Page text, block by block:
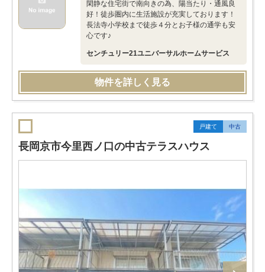
閑静な住宅街で南向きの為、陽当たり・通風良
好！徒歩圏内に生活施設が充実しております！
長法寺小学校まで徒歩４分とお子様の通学も安
心です♪
センチュリー21ユニバーサルホームサービス
物件を詳しく見る
戸建て 中古
長岡京市今里西ノ口の中古テラスハウス